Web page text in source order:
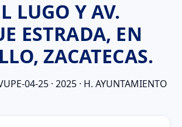
LUGO Y AV.
ESTRADA, EN
ZACATECAS.
04-25 · 2025 · H. AYUNTAMIENTO